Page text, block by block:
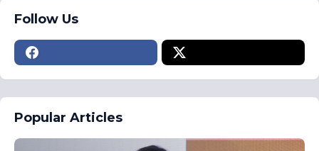
Follow Us
Popular Articles